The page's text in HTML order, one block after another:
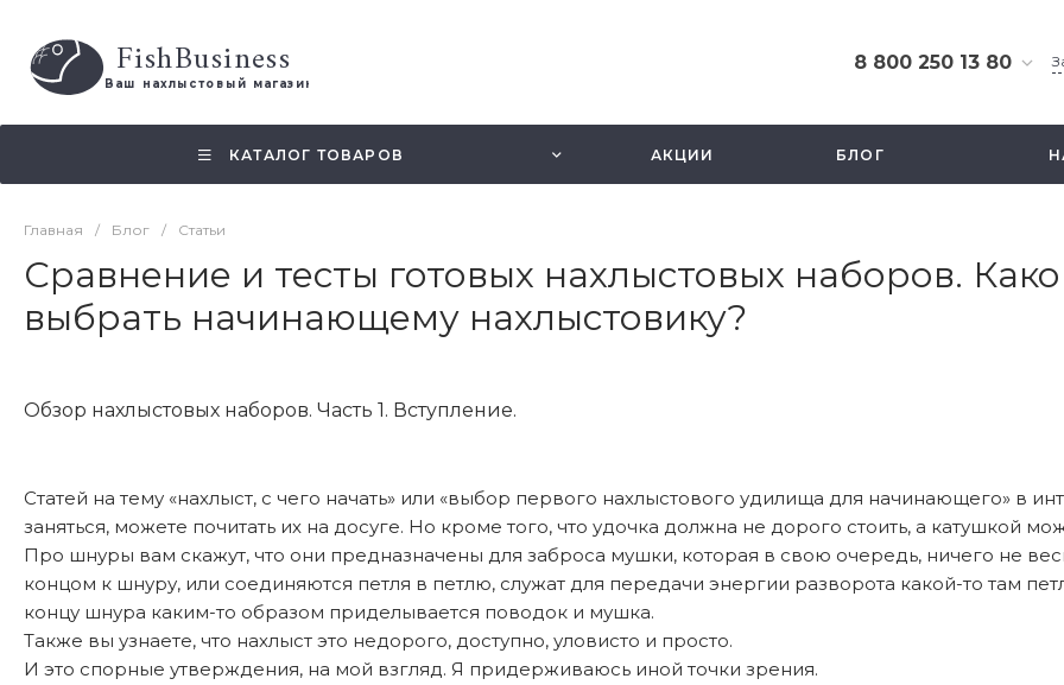
FishBusiness
Ваш нахлыстовый магазин
8 800 250 13 80
ул. Смольная 63б, этаж
2.5
КАТАЛОГ ТОВАРОВ АКЦИИ БЛОГ
Главная / Блог / Статьи
Сравнение и тесты готовых нахлыстовых наборов.
выбрать начинающему нахлыстовику?
Обзор нахлыстовых наборов. Часть 1. Вступление.
Статей на тему «нахлыст, с чего начать» или «выбор первого нахлыстового удилища для начинающего» в
заняться, можете почитать их на досуге. Но кроме того, что удочка должна не дорого стоить, а катушкой
Про шнуры вам скажут, что они предназначены для заброса мушки, которая в свою очередь, ничего не
концом к шнуру, или соединяются петля в петлю, служат для передачи энергии разворота какой-то там
концу шнура каким-то образом приделывается поводок и мушка.
Также вы узнаете, что нахлыст это недорого, доступно, уловисто и просто.
И это спорные утверждения, на мой взгляд. Я придерживаюсь иной точки зрения.